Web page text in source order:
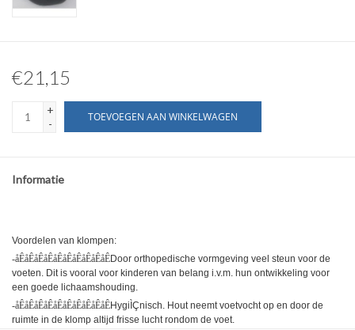
€21,15
+
-
TOEVOEGEN AAN WINKELWAGEN
Informatie
Voordelen van klompen:
-åÊåÊåÊåÊåÊåÊåÊåÊåÊåÊDoor orthopedische vormgeving veel steun voor de
voeten. Dit is vooral voor kinderen van belang i.v.m. hun ontwikkeling voor
een goede lichaamshouding.
-åÊåÊåÊåÊåÊåÊåÊåÊåÊåÊHygiÌÇnisch. Hout neemt voetvocht op en door de
ruimte in de klomp altijd frisse lucht rondom de voet.